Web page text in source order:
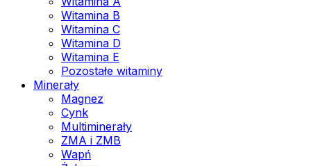
Witamina B
Witamina C
Witamina D
Witamina E
Pozostałe witaminy
Minerały
Magnez
Cynk
Multiminerały
ZMA i ZMB
Wapń